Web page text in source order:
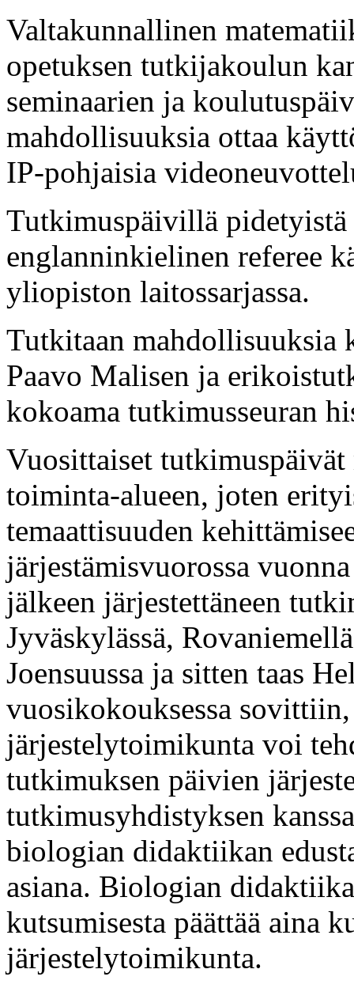
Valtakunnallinen
opetuksen tutkijakoulun
seminaarien ja
mahdollisuuksia ottaa
IP-pohjaisia
Tutkimuspäivillä pidetyistä
englanninkielinen referee
yliopiston laitossarjassa.
Tutkitaan mahdollisuuksia
Paavo Malisen ja
kokoama tutkimusseuran
Vuosittaiset tutkimuspäivät
toiminta-alueen, joten
temaattisuuden
järjestämisvuorossa
jälkeen järjestettäneen
Jyväskylässä,
Joensuussa ja sitten taas
vuosikokouksessa
järjestelytoimikunta voi
tutkimuksen päivien
tutkimusyhdistyksen
biologian didaktiikan
asiana. Biologian
kutsumisesta päättää aina
järjestelytoimikunta.